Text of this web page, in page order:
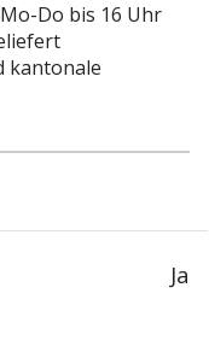
Ja
Do bis 16 Uhr
kantonale